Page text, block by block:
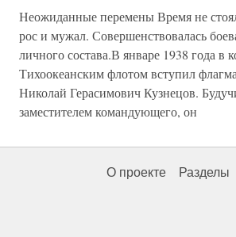
Неожиданные перемены Время не
рос и мужал. Совершенствовалась
личного состава.В январе 1938 года в
Тихоокеанским флотом вступил
Николай Герасимович Кузнецов.
заместителем командующего, он
О проекте Разделы